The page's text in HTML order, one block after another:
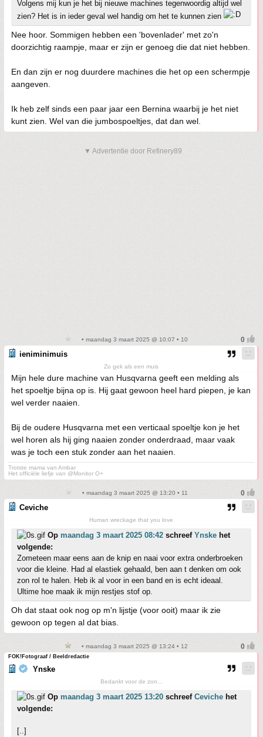
Volgens mij kun je het bij nieuwe machines tegenwoordig altijd wel
zien? Het is in ieder geval wel handig om het te kunnen zien
Nee hoor. Sommigen hebben een 'bovenlader' met zo'n
doorzichtig raampje, maar er zijn er genoeg die dat niet hebben.
En dan zijn er nog duurdere machines die het op een schermpje
aangeven.
Ik heb zelf sinds een paar jaar een Bernina waarbij je het niet
kunt zien. Wel van die jumbospoeltjes, dat dan wel.
▼ Advertentie door Refinery89
• maandag 3 maart 2025 @ 10:07 • 10
ieniminimuis
Zo gek als een muis
Mijn hele dure machine van Husqvarna geeft een melding als
het spoeltje bijna op is. Hij gaat gewoon heel hard piepen, je kan
wel verder naaien.
Bij de oudere Husqvarna met een verticaal spoeltje kon je het
wel horen als hij ging naaien zonder onderdraad, maar vaak
was je toch een stuk zonder aan het naaien.
Trotste mama van Ambar
Het officiële liefje van @Monitor O+
• maandag 3 maart 2025 @ 13:20 • 11
Ceviche
Human wreckage that you love
Op maandag 3 maart 2025 08:42 schreef Ynske het
volgende:
Zometeen maar eens aan de knip en naai voor extra onderbroeken
voor die kleine. Had al elastiek gehaald, ben aan t denken om ook
zon rol te halen. Heb ik al voor in een band en is echt ideaal.
Ultime hoe maak ik mijn restjes stof op.
Oh dat staat ook nog op m'n lijstje (voor ooit) maar ik zie
gewoon op tegen al dat bias.
• maandag 3 maart 2025 @ 13:24 • 12
FOK!Fotograaf / Beeldredactie
Ynske
Bedankt voor de zon...
Op maandag 3 maart 2025 13:20 schreef Ceviche het
volgende:
[..]